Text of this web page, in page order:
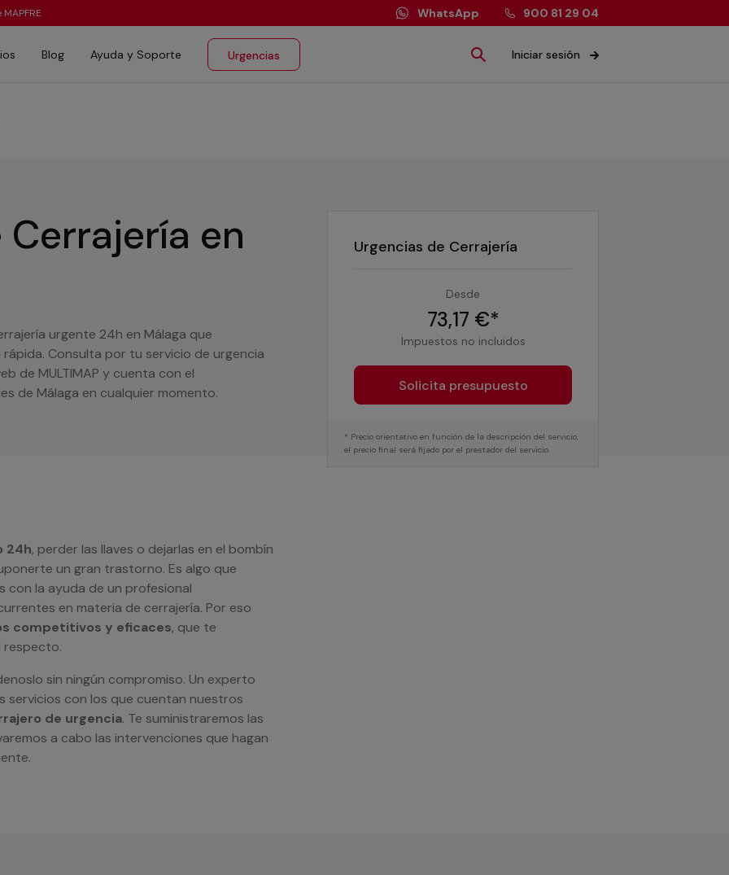
WhatsApp 900 81 29 04
Blog Ayuda y Soporte Urgencias Iniciar sesión
Urgencias de Cerrajería
Desde
73,17 €*
Impuestos no incluidos
Solicita presupuesto
* Precio orientativo en función de la descripción del servicio,
el precio final será fijado por el prestador del servicio.
en
urgente 24h en Málaga que
Consulta por tu servicio de urgencia
de MULTIMAP y cuenta con el
de Málaga en cualquier momento.
24h, perder las llaves o dejarlas en el bombín
un gran trastorno. Es algo que
con la ayuda de un profesional
en materia de cerrajería. Por eso
competitivos y eficaces, que te
respecto.
sin ningún compromiso. Un experto
servicios con los que cuentan nuestros
de urgencia. Te suministraremos las
a cabo las intervenciones que hagan